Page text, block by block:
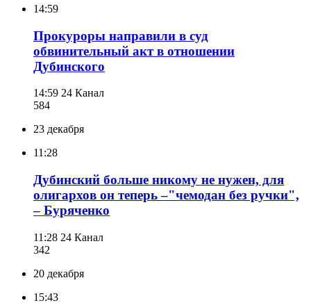
14:59
Прокуроры направили в суд
обвинительный акт в отношении
Дубинского
14:59 24 Канал
584
23 декабря
11:28
Дубинский больше никому не нужен, для
олигархов он теперь –"чемодан без ручки",
– Буряченко
11:28 24 Канал
342
20 декабря
15:43